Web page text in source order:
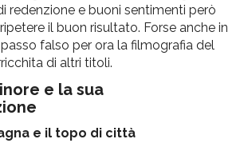
redenzione e buoni sentimenti però
il buon risultato. Forse anche in
falso per ora la filmografia del
di altri titoli.
e la sua
e il topo di città